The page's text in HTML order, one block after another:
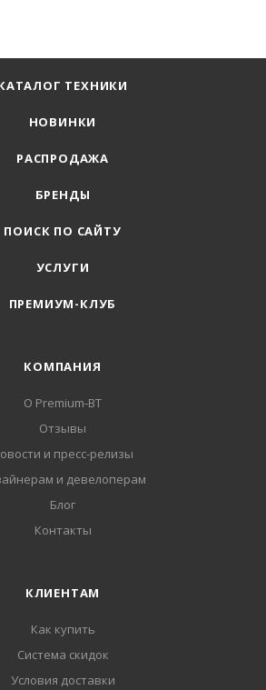
ТЕХНИКИ
НОВИНКИ
РАСПРОДАЖА
БРЕНДЫ
ПОИСК ПО САЙТУ
УСЛУГИ
ПРЕМИУМ-КЛУБ
КОМПАНИЯ
О Premium-BT
Отзывы
и пресс-релизы
и девелоперам
Блог
Контакты
КЛИЕНТАМ
Как купить
Система скидок
Условия доставки